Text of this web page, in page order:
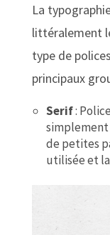
La
littéralement
type de
principaux
Serif:
simplement
de petites
utilisée et